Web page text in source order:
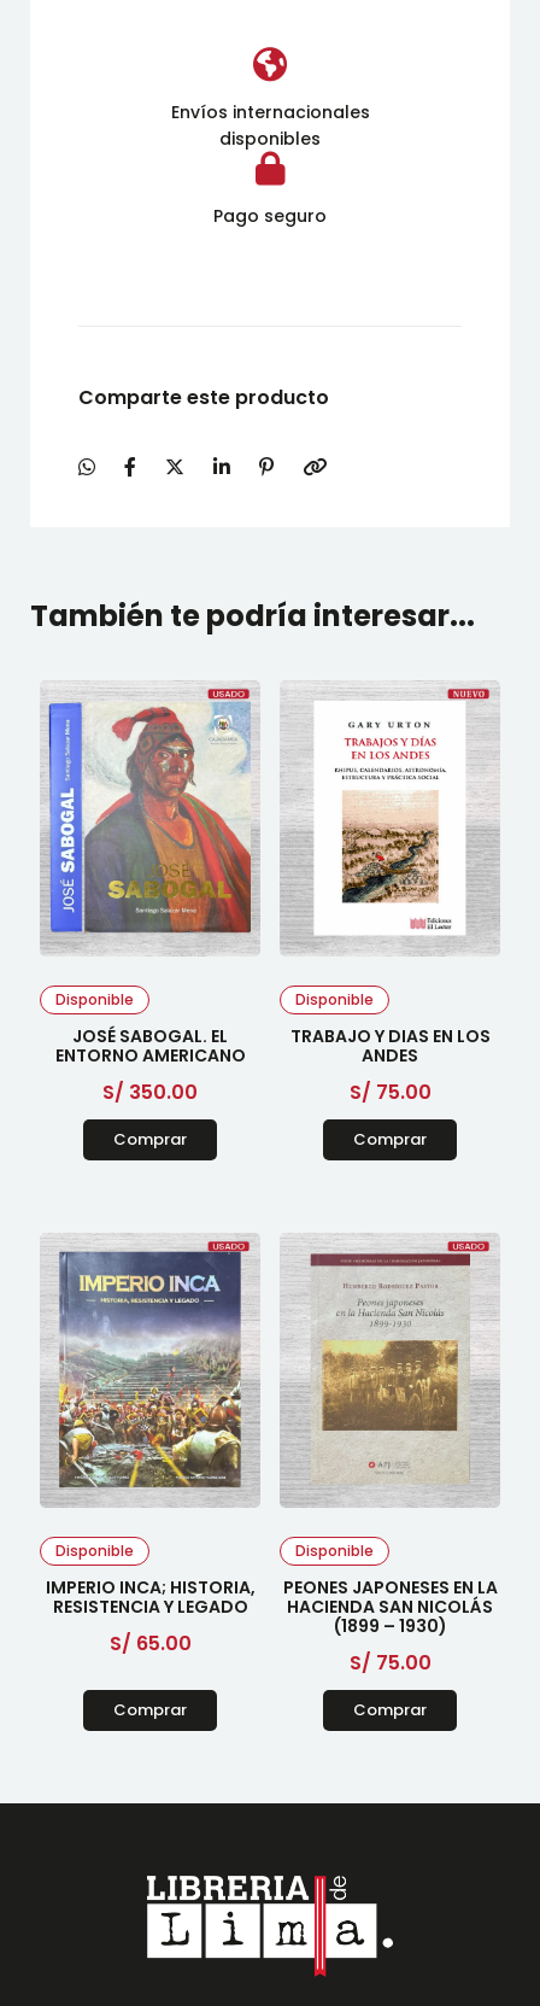
Envíos internacionales
disponibles
Pago seguro
Comparte este producto
También te podría interesar...
Disponible
JOSÉ SABOGAL. EL
ENTORNO AMERICANO
S/ 350.00
Comprar
Disponible
TRABAJO Y DIAS EN LOS
ANDES
S/ 75.00
Comprar
Disponible
IMPERIO INCA; HISTORIA,
RESISTENCIA Y LEGADO
S/ 65.00
Comprar
Disponible
PEONES JAPONESES EN LA
HACIENDA SAN NICOLÁS
(1899 – 1930)
S/ 75.00
Comprar